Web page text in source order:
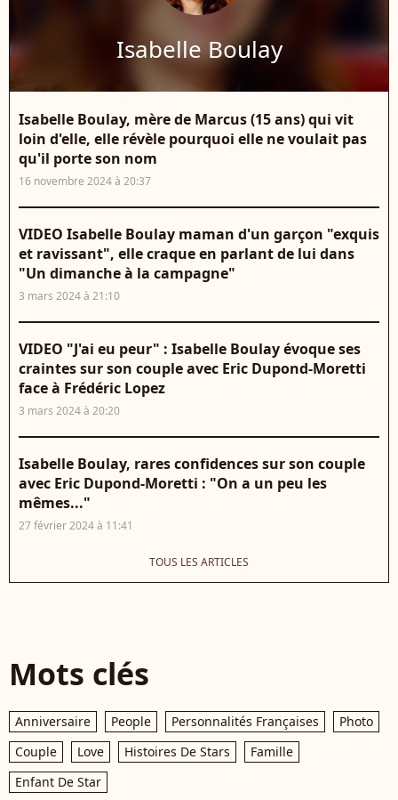
Isabelle Boulay
Isabelle Boulay, mère de Marcus (15 ans) qui vit
loin d'elle, elle révèle pourquoi elle ne voulait pas
qu'il porte son nom
16 novembre 2024 à 20:37
VIDEO Isabelle Boulay maman d'un garçon "exquis
et ravissant", elle craque en parlant de lui dans
"Un dimanche à la campagne"
3 mars 2024 à 21:10
VIDEO "J'ai eu peur" : Isabelle Boulay évoque ses
craintes sur son couple avec Eric Dupond-Moretti
face à Frédéric Lopez
3 mars 2024 à 20:20
Isabelle Boulay, rares confidences sur son couple
avec Eric Dupond-Moretti : "On a un peu les
mêmes..."
27 février 2024 à 11:41
TOUS LES ARTICLES
Mots clés
Anniversaire People Personnalités Françaises
Photo
Couple
Love Histoires De Stars
Famille
Enfant De Star